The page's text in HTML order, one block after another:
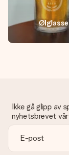
Ikke gå glipp av
nyhetsbrevet